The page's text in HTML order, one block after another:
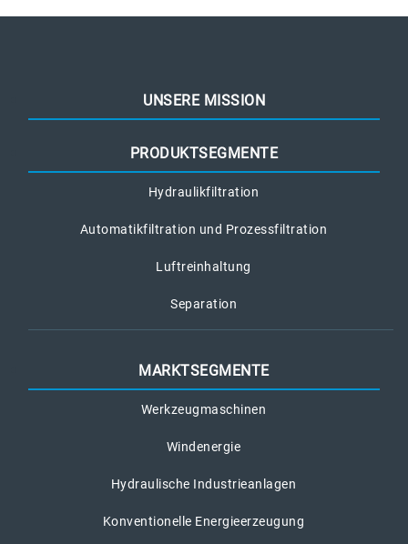
UNSERE MISSION
PRODUKTSEGMENTE
Hydraulikfiltration
Automatikfiltration und Prozessfiltration
Luftreinhaltung
Separation
MARKTSEGMENTE
Werkzeugmaschinen
Windenergie
Hydraulische Industrieanlagen
Konventionelle Energieerzeugung